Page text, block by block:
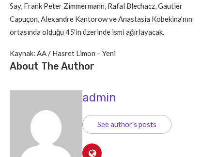
Say, Frank Peter Zimmermann, Rafal Blechacz, Gautier
Capuçon, Alexandre Kantorow ve Anastasia Kobekina’nın
ortasında olduğu 45’in üzerinde ismi ağırlayacak.
Kaynak: AA / Hasret Limon – Yeni
About The Author
admin
See author's posts